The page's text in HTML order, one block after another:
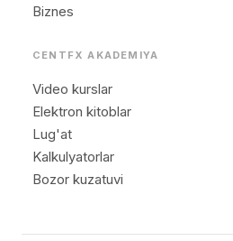
Biznes
CENTFX AKADEMIYA
Video kurslar
Elektron kitoblar
Lug'at
Kalkulyatorlar
Bozor kuzatuvi